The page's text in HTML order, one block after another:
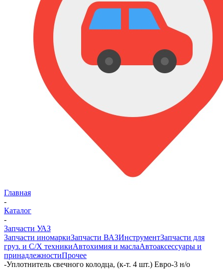
Главная
-
Каталог
-
Запчасти УАЗ
Запчасти иномаркиЗапчасти ВАЗИнструментЗапчасти для
груз. и С/Х техникиАвтохимия и маслаАвтоаксессуары и
принадлежностиПрочее
-Уплотнитель свечного колодца, (к-т. 4 шт.) Евро-3 н/о